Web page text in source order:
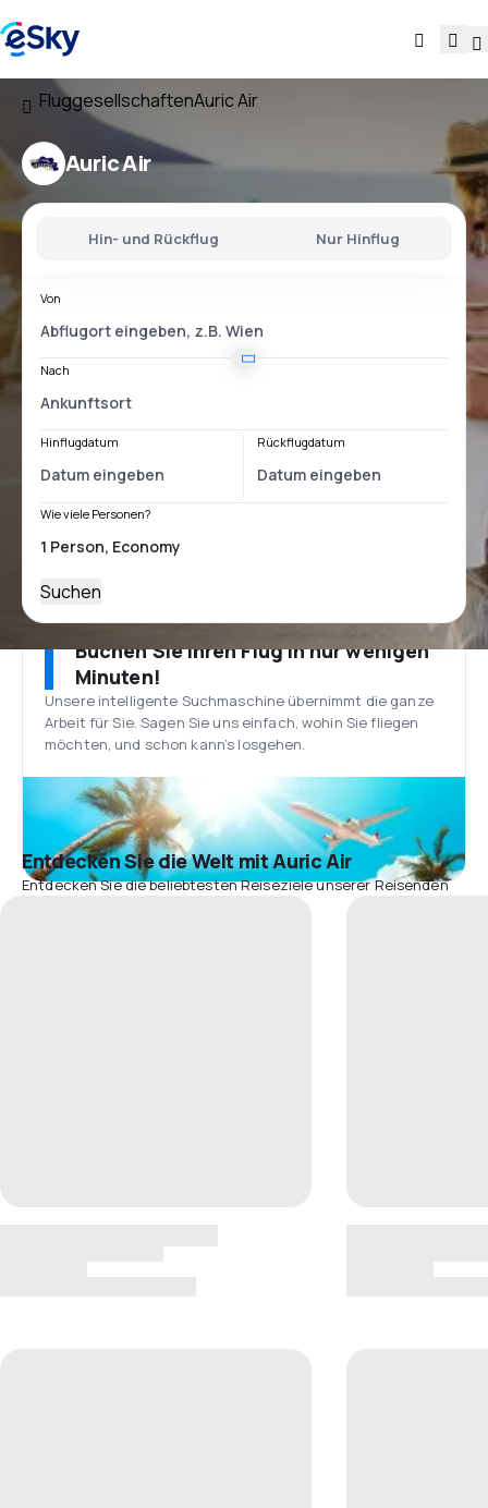
FluggesellschaftenAuric Air
Auric Air
Hin- und Rückflug Nur Hinflug
Von
Nach
Hinflugdatum Rückflugdatum
Wie viele Personen?
Suchen
Buchen Sie Ihren Flug in nur wenigen
Minuten!
Unsere intelligente Suchmaschine übernimmt die ganze
Arbeit für Sie. Sagen Sie uns einfach, wohin Sie fliegen
möchten, und schon kann’s losgehen.
Entdecken Sie die Welt mit Auric Air
Entdecken Sie die beliebtesten Reiseziele unserer Reisenden